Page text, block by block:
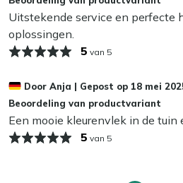
Wij adviseren om je tuinkussens
ze niet gebruikt. Zelfs de meest
kunnen op termijn last krijgen
schimmel kan veroorzaken. In
je je kussens het beste binnen of
opbergbox. Zo blijven ze langer
Uitstekende service en perfecte
oplossingen.
5 van 5
Door Anja | Gepost op 18 mei
Beoordeling van productvariant
Een mooie kleurenvlek in de tuin
5 van 5